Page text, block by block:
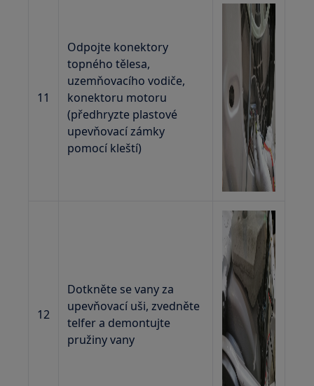
11
Odpojte konektory
topného tělesa,
uzemňovacího vodiče,
konektoru motoru
(předhryzte plastové
upevňovací zámky
pomocí kleští)
12
Dotkněte se vany za
upevňovací uši, zvedněte
telfer a demontujte
pružiny vany